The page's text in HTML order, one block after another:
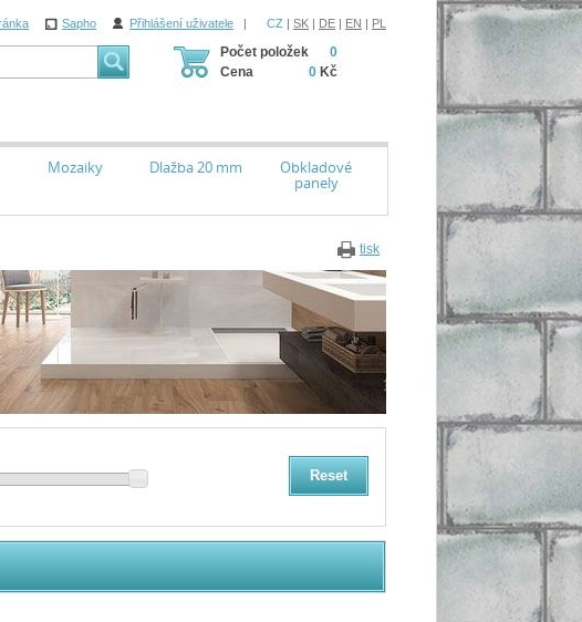
Sapho Přihlášení uživatele | CZ | SK | DE | EN | PL
Počet položek
Cena
0
0 Kč
Mozaiky Dlažba 20 mm Obkladové
panely
tisk
Reset